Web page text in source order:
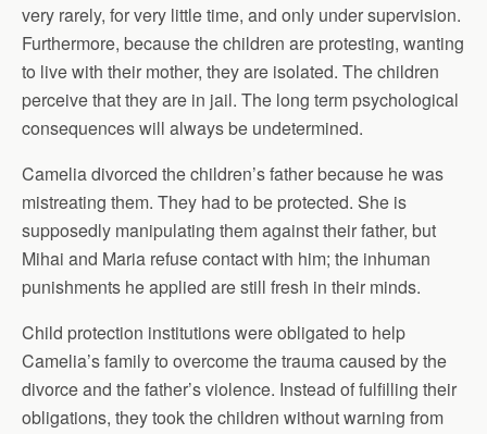
very rarely, for very little time, and only under supervision.
Furthermore, because the children are protesting, wanting
to live with their mother, they are isolated. The children
perceive that they are in jail. The long term psychological
consequences will always be undetermined.
Camelia divorced the children’s father because he was
mistreating them. They had to be protected. She is
supposedly manipulating them against their father, but
Mihai and Maria refuse contact with him; the inhuman
punishments he applied are still fresh in their minds.
Child protection institutions were obligated to help
Camelia’s family to overcome the trauma caused by the
divorce and the father’s violence. Instead of fulfilling their
obligations, they took the children without warning from